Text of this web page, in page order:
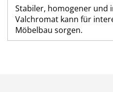
Stabiler, homogener und
Valchromat kann für
Möbelbau sorgen.